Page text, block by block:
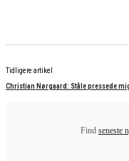
Tidligere artikel
Christian Nørgaard: Ståle pressede
Find seneste